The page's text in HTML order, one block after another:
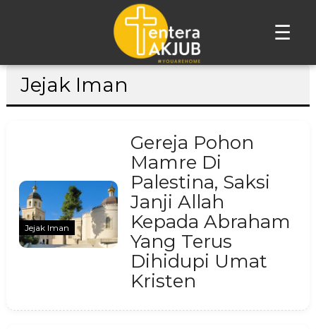
☰
Lompat
Jejak Iman
Jejak Iman
Gereja Pohon
Mamre Di
Palestina, Saksi
Janji Allah
Kepada Abraham
Yang Terus
Dihidupi Umat
Kristen